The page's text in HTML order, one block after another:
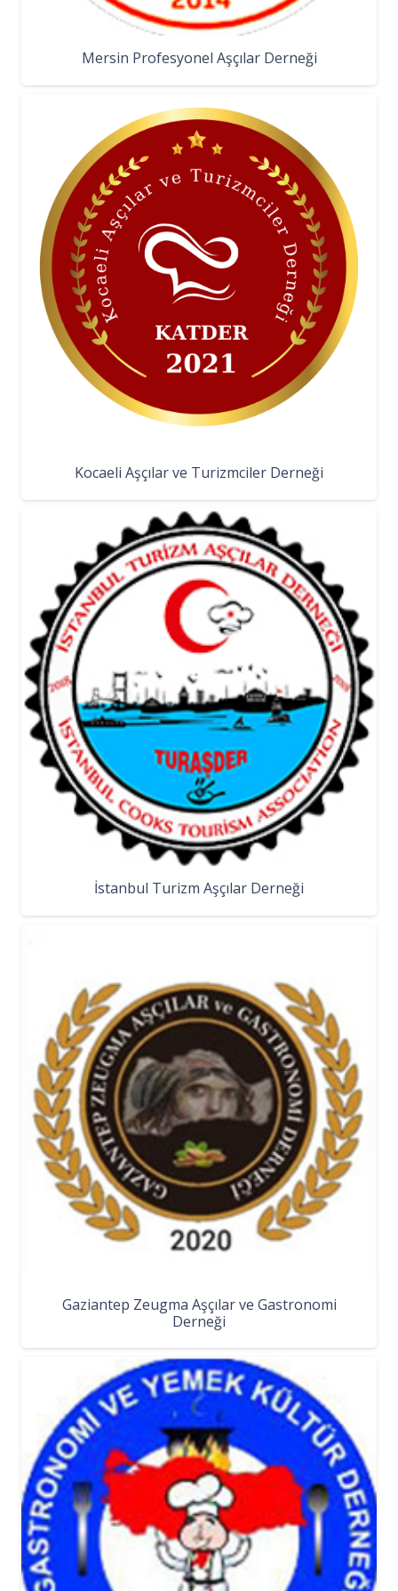
Mersin Profesyonel Aşçılar Derneği
Kocaeli Aşçılar ve Turizmciler Derneği
İstanbul Turizm Aşçılar Derneği
Gaziantep Zeugma Aşçılar ve Gastronomi
Derneği